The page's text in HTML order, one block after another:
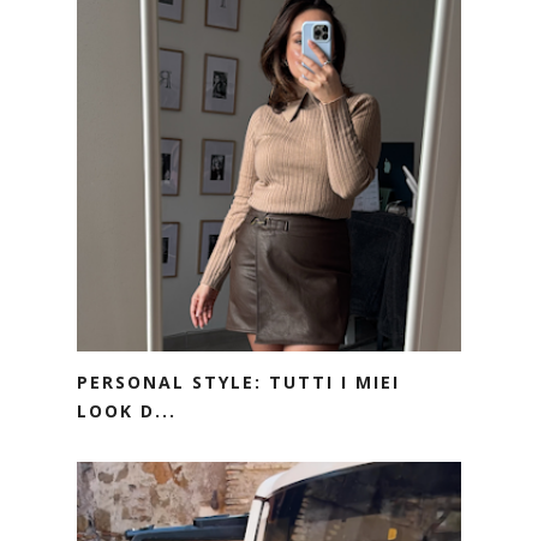
PERSONAL STYLE: TUTTI I MIEI
LOOK D...